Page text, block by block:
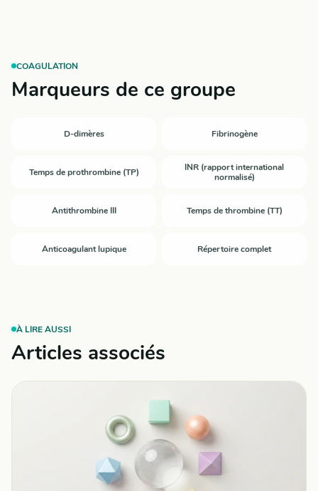
COAGULATION
Marqueurs de ce groupe
D-dimères Fibrinogène
Temps de prothrombine (TP)
INR (rapport international
normalisé)
Antithrombine III Temps de thrombine (TT)
Anticoagulant lupique Répertoire complet
À LIRE AUSSI
Articles associés